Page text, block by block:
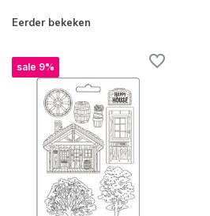
Eerder bekeken
sale 9%